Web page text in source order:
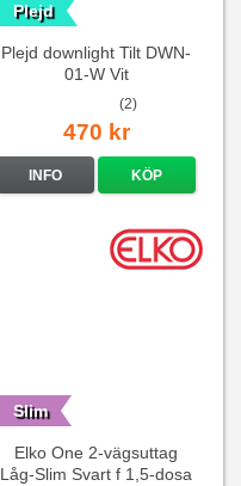
Plejd downlight Tilt DWN-
01-W Vit
(2)
Plejd
470 kr
INFO KÖP
Elko One 2-vägsuttag
Låg-Slim Svart f 1,5-dosa
Slim